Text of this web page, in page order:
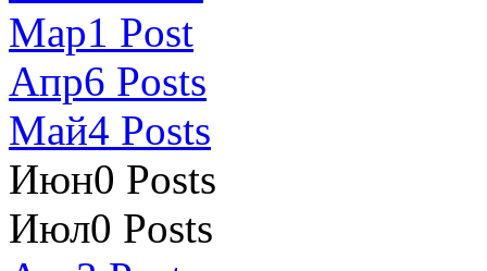
Мар1 Post
Апр6 Posts
Май4 Posts
Июн0 Posts
Июл0 Posts